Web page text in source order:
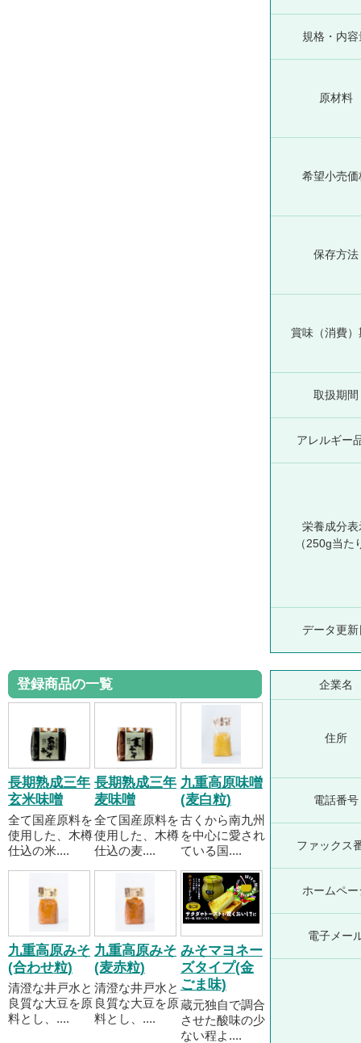
規格・内容
原材料
希望小売価
保存方法
賞味（消費）
取扱期間
アレルギー
栄養成分表
（250g当た
データ更新
登録商品の一覧
長期熟成三年
玄米味噌
全て国産原料を
使用した、木樽
仕込の米....
長期熟成三年
麦味噌
全て国産原料を
使用した、木樽
仕込の麦....
九重高原味噌
(麦白粒)
古くから南九州
を中心に愛され
ている国....
九重高原みそ
(合わせ粒)
清澄な井戸水と
良質な大豆を原
料とし、....
九重高原みそ
(麦赤粒)
清澄な井戸水と
良質な大豆を原
料とし、....
みそマヨネー
ズタイプ(金
ごま味)
蔵元独自で調合
させた酸味の少
ない程よ....
企業名
住所
電話番号
ファックス
ホームペー
電子メー